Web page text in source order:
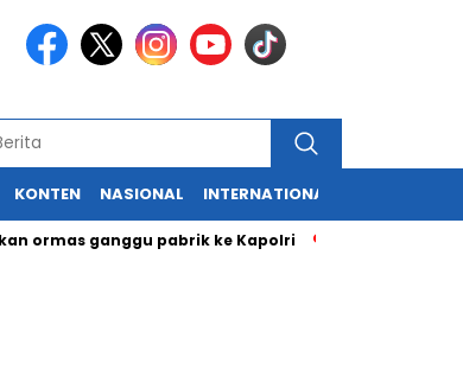
KONTEN NASIONAL INTERNATIONAL
ganggu pabrik ke Kapolri Cabup dan Cawali